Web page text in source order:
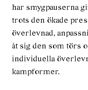
har smygpauserna
trots den ökade
överlevnad,
åt sig den som törs
individuella
kampformer.